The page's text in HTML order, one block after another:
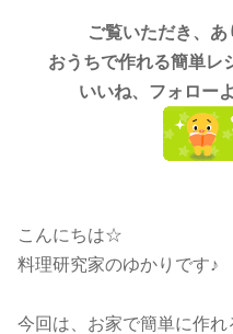
ご覧いただき、あ
おうちで作れる簡単レ
いいね、フォロー
こんにちは☆
料理研究家のゆかりです♪
今回は、お家で簡単に作